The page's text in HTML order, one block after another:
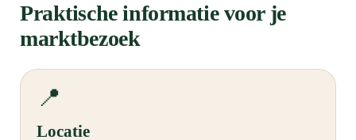
Praktische informatie voor je
marktbezoek
📍
Locatie